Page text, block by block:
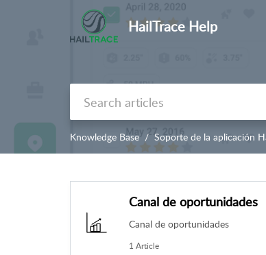
HailTrace Help
Knowledge Base Soporte de la aplicación
Canal de oportunidades
Canal de oportunidades
1 Article